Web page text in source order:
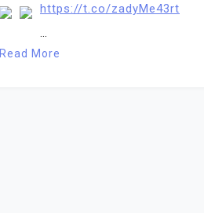
https://t.co/zadyMe43rt
…
Read More